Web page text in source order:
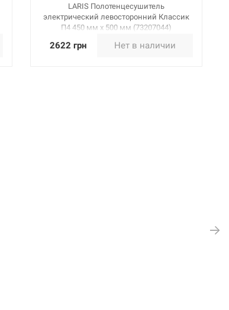
LARIS Полотенцесушитель
электрический левосторонний Классик
П4 450 мм х 500 мм (73207044)
2622 грн Нет в наличии